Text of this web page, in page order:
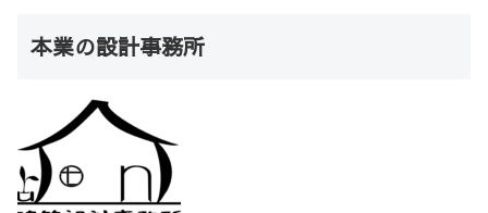
本業の設計事務所